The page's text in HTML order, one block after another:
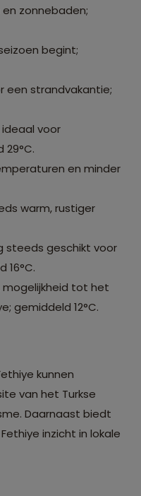
zonnebaden;
begint;
een strandvakantie;
voor
en minder
warm, rustiger
steeds geschikt voor
mogelijkheid tot het
gemiddeld 12°C.
kunnen
van het Turkse
Daarnaast biedt
inzicht in lokale